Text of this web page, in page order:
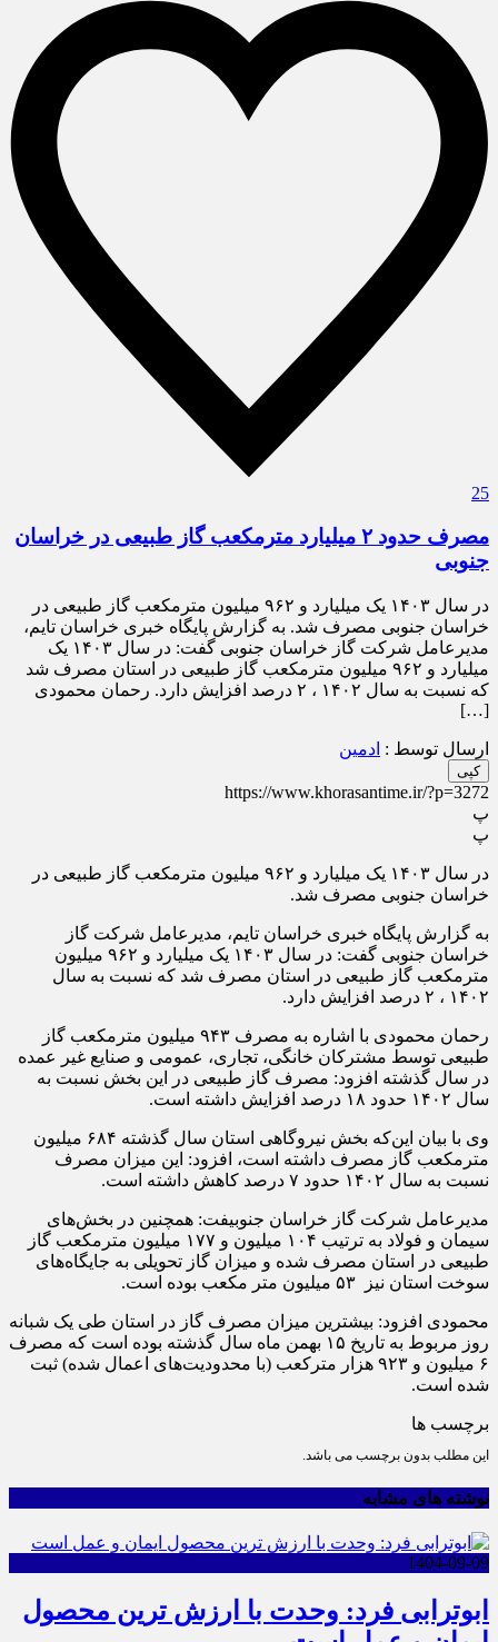
25
مصرف حدود ۲ میلیارد مترمکعب گاز طبیعی در خراسان
جنوبی
در سال ۱۴۰۳ یک میلیارد و ۹۶۲ میلیون مترمکعب گاز طبیعی در
خراسان جنوبی مصرف شد. به گزارش پایگاه خبری خراسان تایم،
مدیرعامل شرکت گاز خراسان جنوبی گفت: در سال ۱۴۰۳ یک
میلیارد و ۹۶۲ میلیون مترمکعب گاز طبیعی در استان مصرف شد
که نسبت به سال ۱۴۰۲ ، ۲ درصد افزایش دارد. رحمان محمودی
[…]
ارسال توسط : ادمین
کپی
https://www.khorasantime.ir/?p=3272
پ
پ
در سال ۱۴۰۳ یک میلیارد و ۹۶۲ میلیون مترمکعب گاز طبیعی در
خراسان جنوبی مصرف شد.
به گزارش پایگاه خبری خراسان تایم، مدیرعامل شرکت گاز
خراسان جنوبی گفت: در سال ۱۴۰۳ یک میلیارد و ۹۶۲ میلیون
مترمکعب گاز طبیعی در استان مصرف شد که نسبت به سال
۱۴۰۲ ، ۲ درصد افزایش دارد.
رحمان محمودی با اشاره به مصرف ۹۴۳ میلیون مترمکعب گاز
طبیعی توسط مشترکان خانگی، تجاری، عمومی و صنایع غیر عمده
در سال گذشته افزود: مصرف گاز طبیعی در این بخش نسبت به
سال ۱۴۰۲ حدود ۱۸ درصد افزایش داشته است.
وی با بیان این‌که بخش نیروگاهی استان سال گذشته ۶۸۴ میلیون
مترمکعب گاز مصرف داشته است، افزود: این میزان مصرف
نسبت به سال ۱۴۰۲ حدود ۷ درصد کاهش داشته است.
مدیرعامل شرکت گاز خراسان جنوبیفت: همچنین در بخش‌های
سیمان و فولاد به ترتیب ۱۰۴ میلیون و ۱۷۷ میلیون مترمکعب گاز
طبیعی در استان مصرف شده و میزان گاز تحویلی به جایگاه‌های
سوخت استان نیز ۵۳ میلیون متر مکعب بوده است.
محمودی افزود: بیشترین میزان مصرف گاز در استان طی یک شبانه
روز مربوط به تاریخ ۱۵ بهمن ماه سال گذشته بوده است که مصرف
۶ میلیون و ۹۲۳ هزار مترکعب (با محدودیت‌های اعمال شده) ثبت
شده است.
برچسب ها
این مطلب بدون برچسب می باشد.
نوشته های مشابه
1404-09-09
ابوترابی فرد: وحدت با ارزش ترین محصول